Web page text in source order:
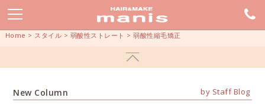
Home > スタイル > 弱酸性ストレート >弱酸性縮毛矯正
New Column by Staff Blog